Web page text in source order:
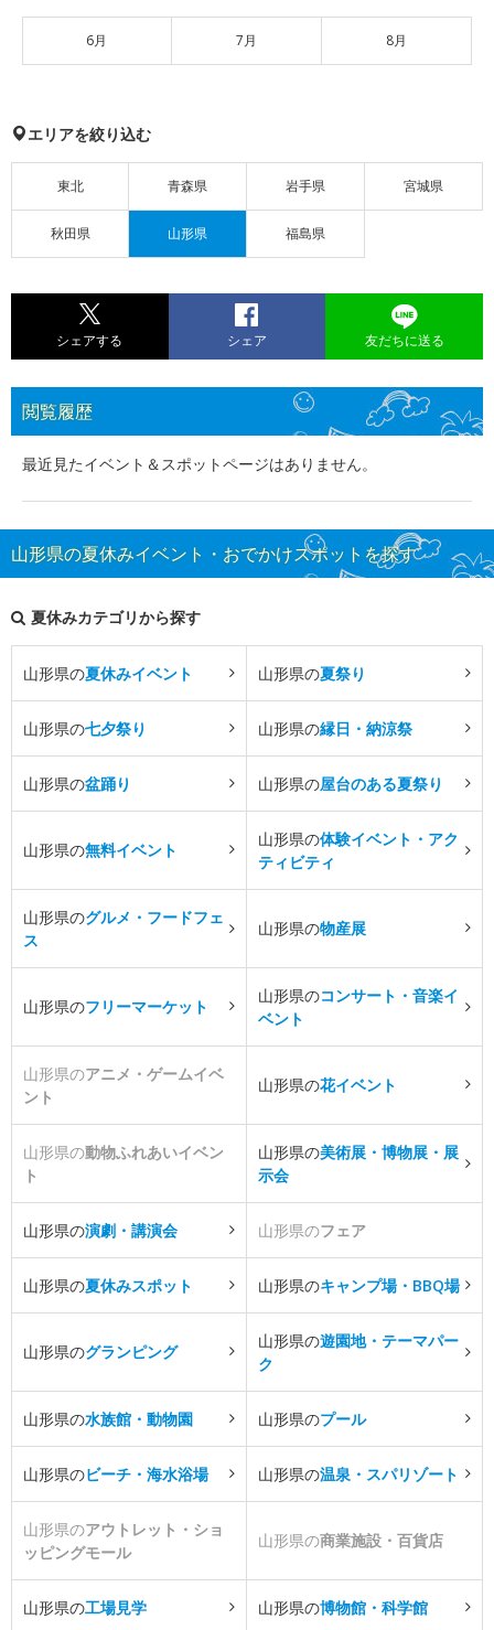
6月 7月 8月
エリアを絞り込む
東北 青森県 岩手県 宮城県
秋田県 山形県 福島県
シェアする シェア 友だちに送る
閲覧履歴
最近見たイベント＆スポットページはありません。
山形県の夏休みイベント・おでかけスポットを探す
夏休みカテゴリから探す
山形県の夏休みイベント 山形県の夏祭り
山形県の七夕祭り 山形県の縁日・納涼祭
山形県の盆踊り 山形県の屋台のある夏祭り
山形県の無料イベント
山形県の体験イベント・アク
ティビティ
山形県のグルメ・フードフェ
ス
山形県の物産展
山形県のフリーマーケット
山形県のコンサート・音楽イ
ベント
山形県のアニメ・ゲームイベ
ント
山形県の花イベント
山形県の動物ふれあいイベン
ト
山形県の美術展・博物展・展
示会
山形県の演劇・講演会 山形県のフェア
山形県の夏休みスポット 山形県のキャンプ場・BBQ場
山形県のグランピング
山形県の遊園地・テーマパー
ク
山形県の水族館・動物園 山形県のプール
山形県のビーチ・海水浴場 山形県の温泉・スパリゾート
山形県のアウトレット・ショ
ッピングモール
山形県の商業施設・百貨店
山形県の工場見学 山形県の博物館・科学館